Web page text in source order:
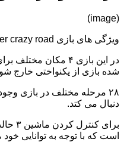
(image)
ویژگی های بازی Truck Driver crazy road :
در این بازی ۴ مکان
شده بازی از یکنواختی خارج
۲۸ مرحله مختلف در بازی
دنبال می کتد.
برای
است که با توجه به توانایی خود